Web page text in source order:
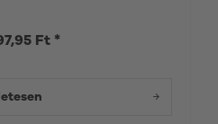
Ft *